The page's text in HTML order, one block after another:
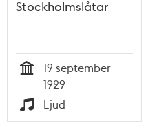
Stockholmslåtar
19 september
1929
Typ
Ljud